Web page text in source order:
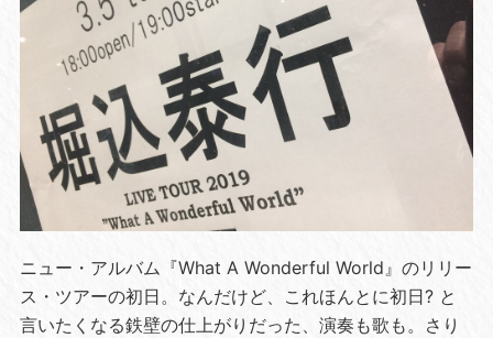
ニュー・アルバム『What A Wonderful World』のリリー
ス・ツアーの初日。なんだけど、これほんとに初日? と
言いたくなる鉄壁の仕上がりだった、演奏も歌も。さり